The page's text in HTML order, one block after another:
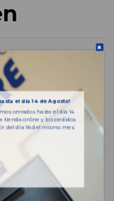
el día 14 de Agosto!
cerrados hasta el día 14
tienda online y los pedidos
del día 18 del mismo mes.